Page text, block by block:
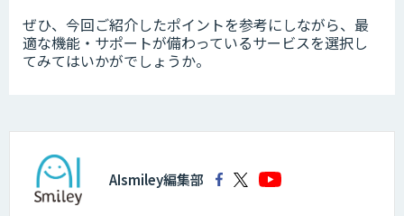
ぜひ、今回ご紹介したポイントを参考にしながら、最
適な機能・サポートが備わっているサービスを選択し
てみてはいかがでしょうか。
AIsmiley編集部